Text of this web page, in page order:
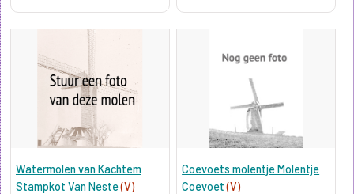
Watermolen van Kachtem
Stampkot Van Neste(V)
Coevoets molentje Molentje
Coevoet(V)